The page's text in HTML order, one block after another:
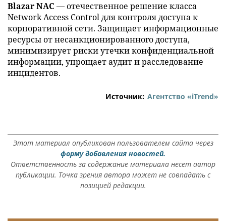
Blazar NAC — отечественное решение класса
Network Access Control для контроля доступа к
корпоративной сети. Защищает информационные
ресурсы от несанкционированного доступа,
минимизирует риски утечки конфиденциальной
информации, упрощает аудит и расследование
инцидентов.
Источник: Агентство «iTrend»
Этот материал опубликован пользователем сайта через
форму добавления новостей.
Ответственность за содержание материала несет автор
публикации. Точка зрения автора может не совпадать с
позицией редакции.